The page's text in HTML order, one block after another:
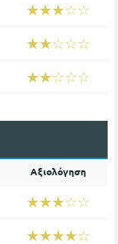
☆☆☆☆☆
★★★★★
☆☆☆☆☆
★★★★★
☆☆☆☆☆
★★★★★
Αξιολόγηση
☆☆☆☆☆
★★★★★
☆☆☆☆☆
★★★★★